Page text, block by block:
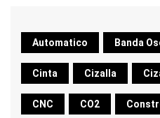
Automatico Banda
Cinta Cizalla
CNC CO2